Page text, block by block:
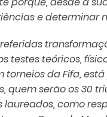
e determinar
testes teóricos,
da Fifa,
quem serão os 30
laureados, como